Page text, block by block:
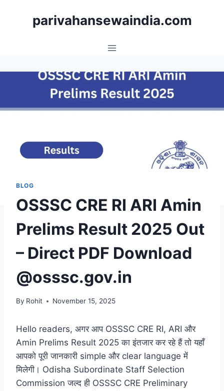
parivahansewaindia.com
BLOG
OSSSC CRE RI ARI Amin
Prelims Result 2025 Out
– Direct PDF Download
@osssc.gov.in
By Rohit November 15, 2025
Hello readers, अगर आप OSSSC CRE RI, ARI और
Amin Prelims Result 2025 का इंतजार कर रहे हैं तो यहाँ
आपको पूरी जानकारी simple और clear language में
मिलेगी। Odisha Subordinate Staff Selection
Commission जल्द ही OSSSC CRE Preliminary